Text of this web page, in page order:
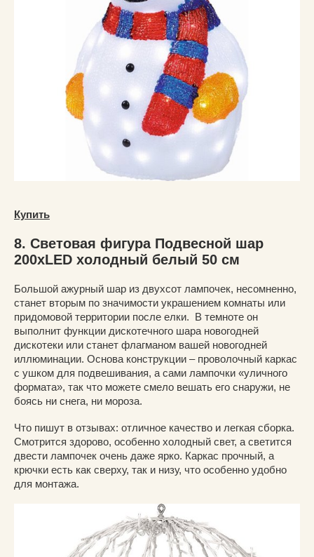
Купить
8. Световая фигура Подвесной шар
200xLED холодный белый 50 см
Большой ажурный шар из двухсот лампочек, несомненно,
станет вторым по значимости украшением комнаты или
придомовой территории после елки. В темноте он
выполнит функции дискотечного шара новогодней
дискотеки или станет флагманом вашей новогодней
иллюминации. Основа конструкции – проволочный каркас
с ушком для подвешивания, а сами лампочки «уличного
формата», так что можете смело вешать его снаружи, не
боясь ни снега, ни мороза.
Что пишут в отзывах: отличное качество и легкая сборка.
Смотрится здорово, особенно холодный свет, а светится
двести лампочек очень даже ярко. Каркас прочный, а
крючки есть как сверху, так и низу, что особенно удобно
для монтажа.